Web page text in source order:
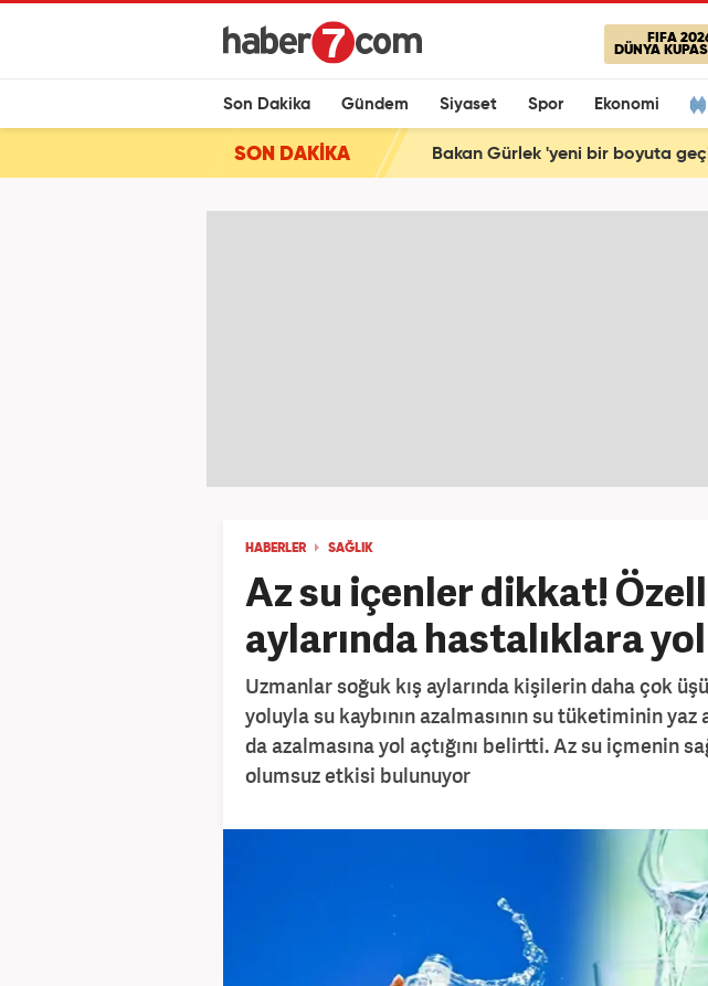
FIFA
DÜNYA KUPASI
Son Dakika Gündem Siyaset Spor Ekonomi
SON DAKİKA Bakan Gürlek 'yeni bir boyuta
HABERLER SAĞLIK
Az su içenler dikkat!
aylarında hastalıklara
Uzmanlar soğuk kış aylarında kişilerin daha çok
yoluyla su kaybının azalmasının su tüketiminin yaz
da azalmasına yol açtığını belirtti. Az su içmenin
olumsuz etkisi bulunuyor